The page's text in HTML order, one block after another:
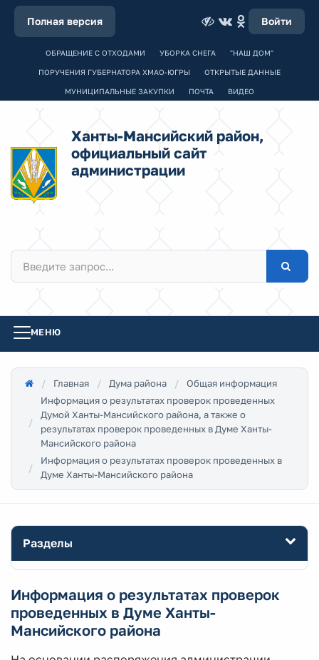
Полная версия Войти
ОБРАЩЕНИЕ С ОТХОДАМИ УБОРКА СНЕГА "НАШ ДОМ"
ПОРУЧЕНИЯ ГУБЕРНАТОРА ХМАО-ЮГРЫ ОТКРЫТЫЕ ДАННЫЕ
МУНИЦИПАЛЬНЫЕ ЗАКУПКИ ПОЧТА ВИДЕО
Ханты-Мансийский район,
официальный сайт
администрации
МЕНЮ
Главная Дума района
Общая информация
Информация о результатах проверок проведенных
Думой Ханты-Мансийского района, а также о
результатах проверок проведенных в Думе Ханты-
Мансийского района
Информация о результатах проверок проведенных в
Думе Ханты-Мансийского района
Разделы
Информация о результатах проверок
проведенных в Думе Ханты-
Мансийского района